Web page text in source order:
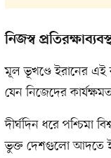
নিজস্ব
মূল ভূখণ্ডে ইরানের এই
যেন নিজেদের
দীর্ঘদিন ধরে পশ্চিমা
ভুক্ত দেশগুলো আদতে